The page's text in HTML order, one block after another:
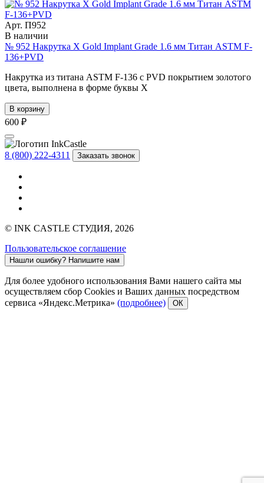
Арт. П952
В наличии
№ 952 Накрутка X Gold Implant Grade 1.6 мм Титан ASTM F-
136+PVD
Накрутка из титана ASTM F-136 с PVD покрытием золотого
цвета, выполнена в форме буквы X
В корзину
600 ₽
8 (800) 222-4311 Заказать звонок
© INK CASTLE СТУДИЯ, 2026
Пользовательское соглашение
Нашли ошибку? Напишите нам
Для более удобного использования Вами нашего сайта мы
осуществляем сбор Cookies и Ваших данных посредством
сервиса «Яндекс.Метрика» (подробнее) ОК